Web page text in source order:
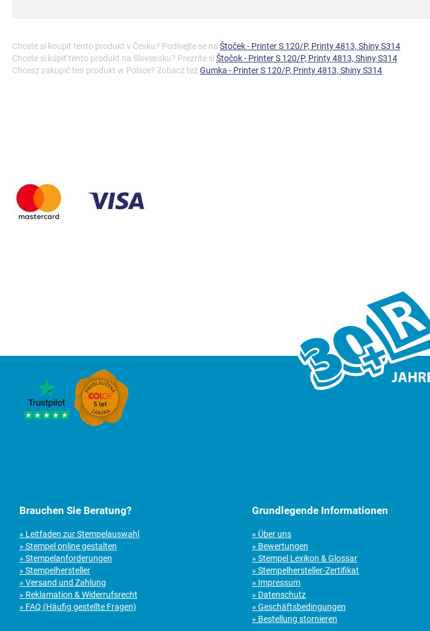
Chcete si koupit tento produkt v Česku? Podívejte se na Štoček - Printer S 120/P, Printy 4813, Shiny S314
Chcete si kúpiť tento produkt na Slovensku? Prezrite si Štočok - Printer S 120/P, Printy 4813, Shiny S314
Chcesz zakupić ten produkt w Polsce? Zobacz też Gumka - Printer S 120/P, Printy 4813, Shiny S314
Brauchen Sie Beratung?
» Leitfaden zur Stempelauswahl
» Stempel online gestalten
» Stempelanforderungen
» Stempelhersteller
» Versand und Zahlung
» Reklamation & Widerrufsrecht
» FAQ (Häufig gestellte Fragen)
Grundlegende Informationen
» Über uns
» Bewertungen
» Stempel Lexikon & Glossar
» Stempelhersteller-Zertifikat
» Impressum
» Datenschutz
» Geschäftsbedingungen
» Bestellung stornieren